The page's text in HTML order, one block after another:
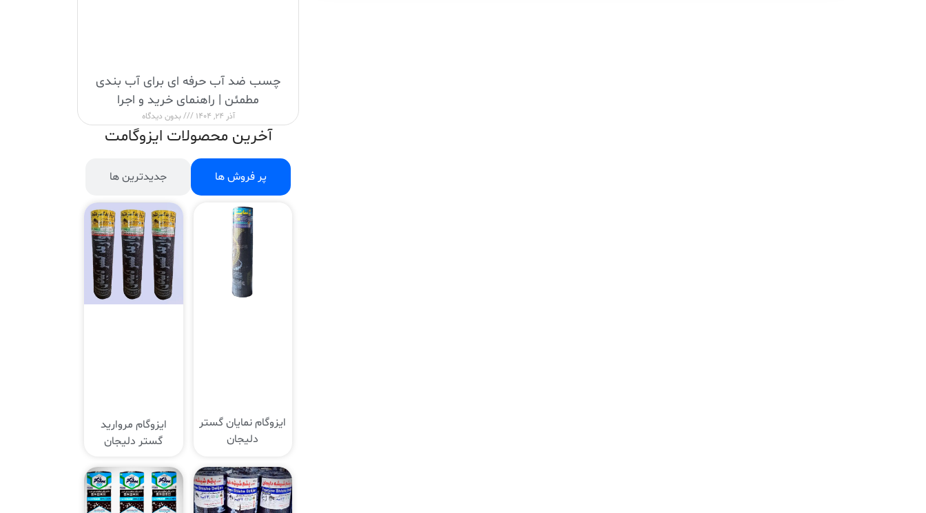
چسب ضد آب حرفه ای برای آب بندی
مطمئن | راهنمای خرید و اجرا
آذر 24, 1404 بدون دیدگاه
آخرین محصولات ایزوگامت
پر فروش ها جدیدترین ها
ایزوگام نمایان گستر
دلیجان
ایزوگام مروارید
گستر دلیجان